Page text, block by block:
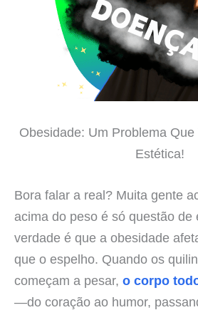
Obesidade: Um Problema
Estética!
Bora falar a real? Muita gente
acima do peso é só questão de
verdade é que a obesidade
que o espelho. Quando os
começam a pesar, o corpo
—do coração ao humor,